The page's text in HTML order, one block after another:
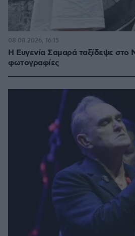
Η Ευγενία Σαμαρά ταξίδεψε στο
φωτογραφίες
08.08.2026, 16:15